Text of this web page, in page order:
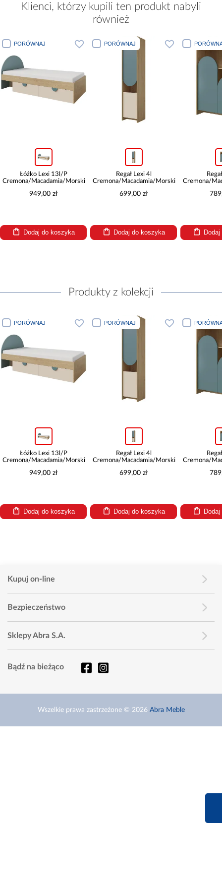
Klienci, którzy kupili ten produkt nabyli
również
PORÓWNAJ
Regał Lexi 4l
Cremona/Macadamia/Morski
699,00 zł
Dodaj do koszyka
PORÓWNAJ
Regał Lexi 8
Cremona/Macadamia/Morski
789,00 zł
Dodaj do koszyka
Cremona/
Produkty z kolekcji
PORÓWNAJ
Regał Lexi 4l
Cremona/Macadamia/Morski
699,00 zł
Dodaj do koszyka
PORÓWNAJ
Regał Lexi 8
Cremona/Macadamia/Morski
789,00 zł
Dodaj do koszyka
Cremona/
Kupuj on-line
Bezpieczeństwo
Sklepy Abra S.A.
Bądź na bieżąco
Wszelkie prawa zastrzeżone © 2026 Abra Meble